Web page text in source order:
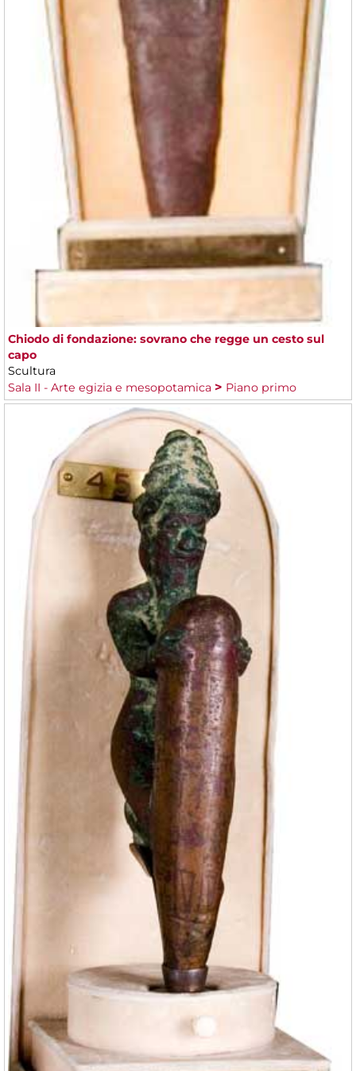
Chiodo di fondazione: sovrano che regge un cesto sul
capo
Scultura
Sala II - Arte egizia e mesopotamica
Piano primo